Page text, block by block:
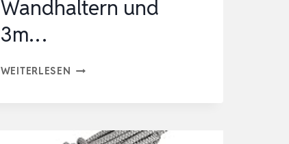
Wandhaltern und
3m…
WEITERLESEN RANKHILFE